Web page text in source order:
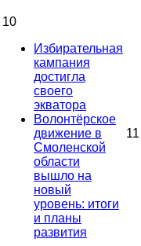
10
Избирательная
кампания
достигла
своего
экватора
Волонтёрское
движение в
Смоленской
области
вышло на
новый
уровень: итоги
и планы
развития
11